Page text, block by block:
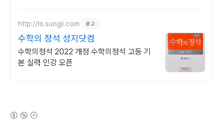
http://m.sungji.com 광고
수학의 정석 성지닷컴
수학의정석 2022 개정 수학의정석 고등 기
본 실력 인강 오픈